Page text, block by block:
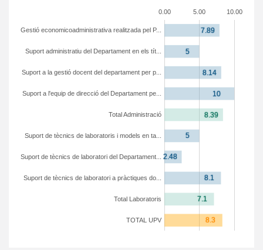
0.00 5.00 10.00
TOTAL UPV
Total Laboratoris
Suport de tècnics de laboratori a pràctiques do...
Suport de tècnics de laboratori del Departament...
Suport de tècnics de laboratoris i models en ta...
Total Administració
Suport a l'equip de direcció del Departament pe...
Suport a la gestió docent del departament per p...
Suport administratiu del Departament en els tít...
Gestió economicoadministrativa realitzada pel P...